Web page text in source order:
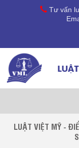
Tư vấn
LUẬT VIỆT MỸ -